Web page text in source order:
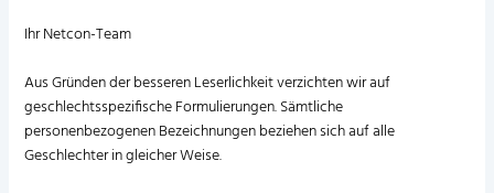
Ihr Netcon-Team
Aus Gründen der besseren Leserlichkeit verzichten wir auf
geschlechtsspezifische Formulierungen. Sämtliche
personenbezogenen Bezeichnungen beziehen sich auf alle
Geschlechter in gleicher Weise.